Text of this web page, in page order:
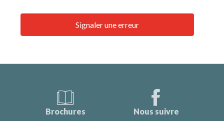
Signaler une erreur
Brochures Nous suivre